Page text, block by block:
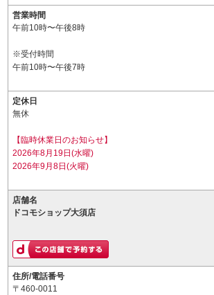
営業時間
午前10時〜午後8時
※受付時間
午前10時〜午後7時
定休日
無休
【臨時休業日のお知らせ】
2026年8月19日(水曜)
2026年9月8日(火曜)
店舗名
ドコモショップ大須店
住所/電話番号
〒460-0011